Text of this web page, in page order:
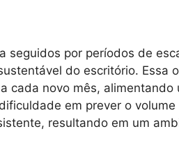
por períodos de
do escritório. Essa
cada novo mês, alimentando
em prever o
resultando em um